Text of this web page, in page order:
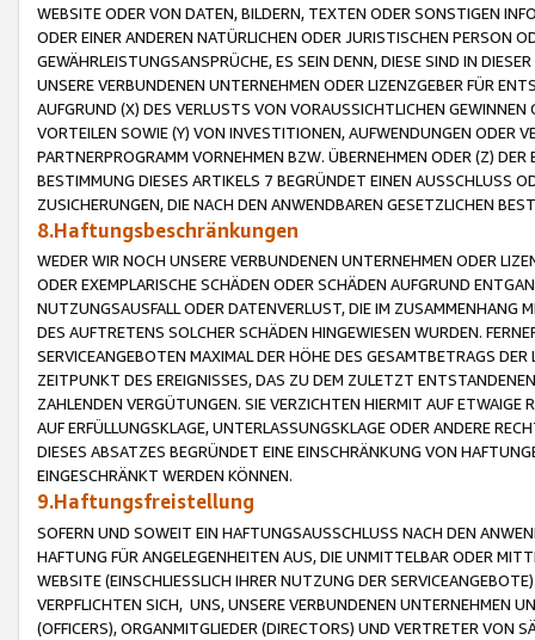
WEBSITE ODER VON DATEN, BILDERN, TEXTEN ODER SONSTIGEN
ODER EINER ANDEREN NATÜRLICHEN ODER JURISTISCHEN PERSON
GEWÄHRLEISTUNGSANSPRÜCHE, ES SEIN DENN, DIESE SIND IN
UNSERE VERBUNDENEN UNTERNEHMEN ODER LIZENZGEBER FÜR
AUFGRUND (X) DES VERLUSTS VON VORAUSSICHTLICHEN
VORTEILEN SOWIE (Y) VON INVESTITIONEN, AUFWENDUNGEN ODER
PARTNERPROGRAMM VORNEHMEN BZW. ÜBERNEHMEN ODER (Z)
BESTIMMUNG DIESES ARTIKELS 7 BEGRÜNDET EINEN AUSSCHLUSS
ZUSICHERUNGEN, DIE NACH DEN ANWENDBAREN GESETZLICHEN
8.Haftungsbeschränkungen
WEDER WIR NOCH UNSERE VERBUNDENEN UNTERNEHMEN ODER
ODER EXEMPLARISCHE SCHÄDEN ODER SCHÄDEN AUFGRUND
NUTZUNGSAUSFALL ODER DATENVERLUST, DIE IM ZUSAMMENHANG
DES AUFTRETENS SOLCHER SCHÄDEN HINGEWIESEN WURDEN.
SERVICEANGEBOTEN MAXIMAL DER HÖHE DES GESAMTBETRAGS
ZEITPUNKT DES EREIGNISSES, DAS ZU DEM ZULETZT
ZAHLENDEN VERGÜTUNGEN. SIE VERZICHTEN HIERMIT AUF
AUF ERFÜLLUNGSKLAGE, UNTERLASSUNGSKLAGE ODER ANDERE
DIESES ABSATZES BEGRÜNDET EINE EINSCHRÄNKUNG VON
EINGESCHRÄNKT WERDEN KÖNNEN.
9.Haftungsfreistellung
SOFERN UND SOWEIT EIN HAFTUNGSAUSSCHLUSS NACH DEN
HAFTUNG FÜR ANGELEGENHEITEN AUS, DIE UNMITTELBAR ODER
WEBSITE (EINSCHLIESSLICH IHRER NUTZUNG DER
VERPFLICHTEN SICH, UNS, UNSERE VERBUNDENEN UNTERNEHMEN
(OFFICERS), ORGANMITGLIEDER (DIRECTORS) UND VERTRETER VON